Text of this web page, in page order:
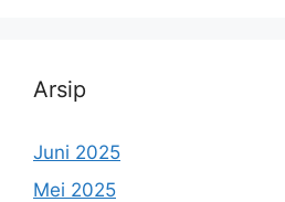
Arsip
Juni 2025
Mei 2025